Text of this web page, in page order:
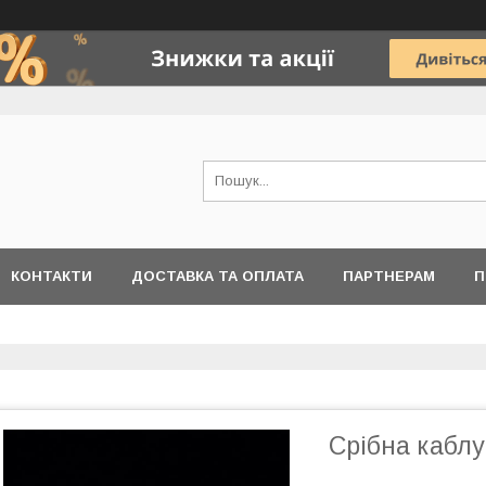
КОНТАКТИ ДОСТАВКА ТА ОПЛАТА ПАРТНЕРАМ
Срібна